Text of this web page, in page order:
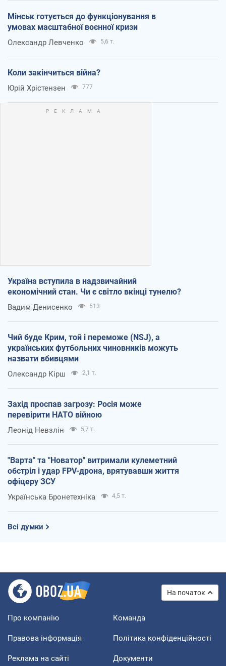
Мінськ готується до функціонування в
умовах масштабної воєнної кризи
Олександр Левченко 5,6 т.
Коли закінчиться війна?
Юрій Хрістензен 777
Україна вступила в надзвичайний
економічний стан. Чи є світло вкінці тунелю?
Вадим Денисенко 513
Чий буде Крим, той і переможе (NSJ), а
українських футбольних чиновників можуть
назвати вбивцями
Олександр Кірш 2,1 т.
Захід проспав загрозу: Росія може
перевірити НАТО війною
Леонід Невзлін 5,7 т.
"Варта" та "Новатор" витримали кулеметний
обстріл і удар FPV-дрона, врятувавши життя
офіцеру ЗСУ
Українська Бронетехніка 4,5 т.
Всі думки
На початок
Про компанію Команда
Правова інформація Політика конфіденційності
Реклама на сайті Документи